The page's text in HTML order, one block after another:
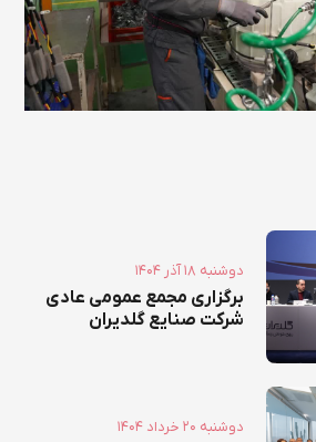
۱۴۰۴ دوشنبه ۱۸ آذر
برگزاری مجمع عمومی عادی
شرکت صنایع گلدیران
۱۴۰۴ دوشنبه ۲۰ خرداد